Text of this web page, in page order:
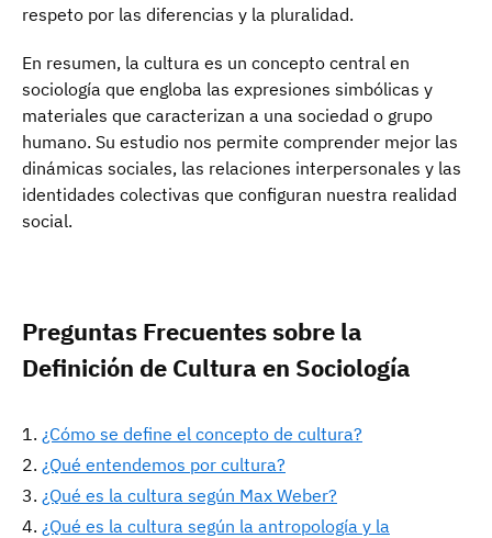
respeto por las diferencias y la pluralidad.
En resumen, la cultura es un concepto central en
sociología que engloba las expresiones simbólicas y
materiales que caracterizan a una sociedad o grupo
humano. Su estudio nos permite comprender mejor las
dinámicas sociales, las relaciones interpersonales y las
identidades colectivas que configuran nuestra realidad
social.
Preguntas Frecuentes sobre la
Definición de Cultura en Sociología
¿Cómo se define el concepto de cultura?
¿Qué entendemos por cultura?
¿Qué es la cultura según Max Weber?
¿Qué es la cultura según la antropología y la